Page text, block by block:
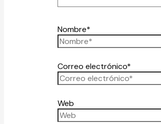
Nombre*
Correo electrónico*
Web